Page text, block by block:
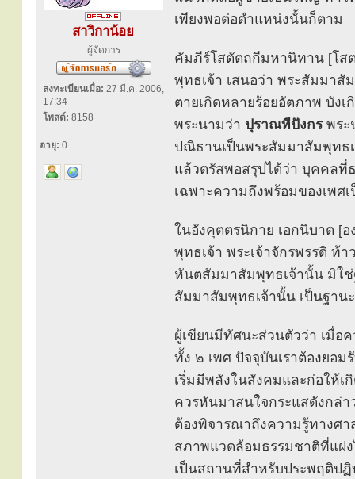
สาวิกาน้อย
ผู้จัดการ
ลงทะเบียนเมื่อ: 27 มี.ค. 2006,
17:34
โพสต์: 8158
อายุ: 0
เพียงพอต่อตำแหน่งนั้นก็ตาม
คัมภีร์โสตัตถกีมหานิทาน [โส
พุทธเจ้า เสนอว่า พระสัมมาสั
ตายเกิดหลายร้อยอัตภาพ บัง
พระนามว่า ปุราณทีปังกรพระ
ปณิธานเป็นพระสัมมาสัมพุทธ
แล้วตรัสพอสรุปได้ว่า บุคคลที่
เฉพาะความถึงพร้อมของเพศ
ในอังคุตตรนิกาย เอกนิบาต [
พุทธเจ้า พระเจ้าจักรพรรดิ ท้
หันตสัมมาสัมพุทธเจ้านั้น มิใช่
สัมมาสัมพุทธเจ้านั้น เป็นฐาน
ผู้เขียนมีทัศนะส่วนตัวว่า เมื่อ
ทั้ง ๒ เพศ ปัจจุบันเราต้องยอ
เริ่มมีพลังในสังคมและก่อให้
ควรหันมาสนใจกระแสดังกล่า
ต้องพิจารณาถึงความรู้ทางศ
สภาพแวดล้อมธรรมชาติที่แฝ
เป็นสถานที่สำหรับประพฤติปฏิ